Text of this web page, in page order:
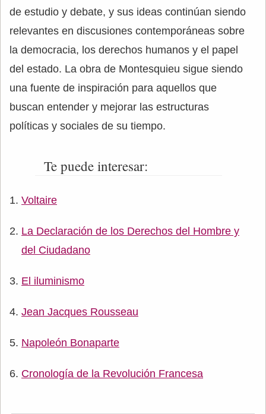
de estudio y debate, y sus ideas continúan siendo
relevantes en discusiones contemporáneas sobre
la democracia, los derechos humanos y el papel
del estado. La obra de Montesquieu sigue siendo
una fuente de inspiración para aquellos que
buscan entender y mejorar las estructuras
políticas y sociales de su tiempo.
Te puede interesar:
Voltaire
La Declaración de los Derechos del Hombre y
del Ciudadano
El iluminismo
Jean Jacques Rousseau
Napoleón Bonaparte
Cronología de la Revolución Francesa